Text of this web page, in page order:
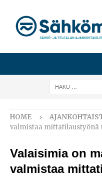
HOME
valmistaa mittatilaustyönä
Valaisimia on
valmistaa